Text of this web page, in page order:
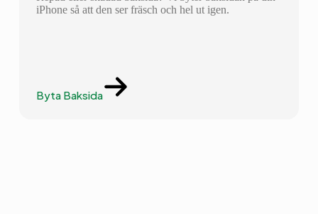
iPhone så att den ser fräsch och hel ut igen.
Byta Baksida